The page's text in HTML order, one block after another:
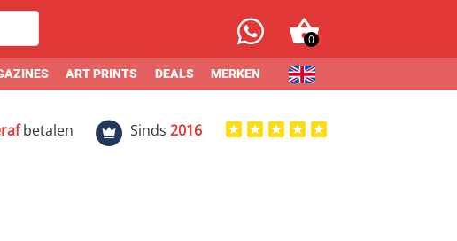
0
ART PRINTS DEALS MERKEN
betalen Sinds 2016